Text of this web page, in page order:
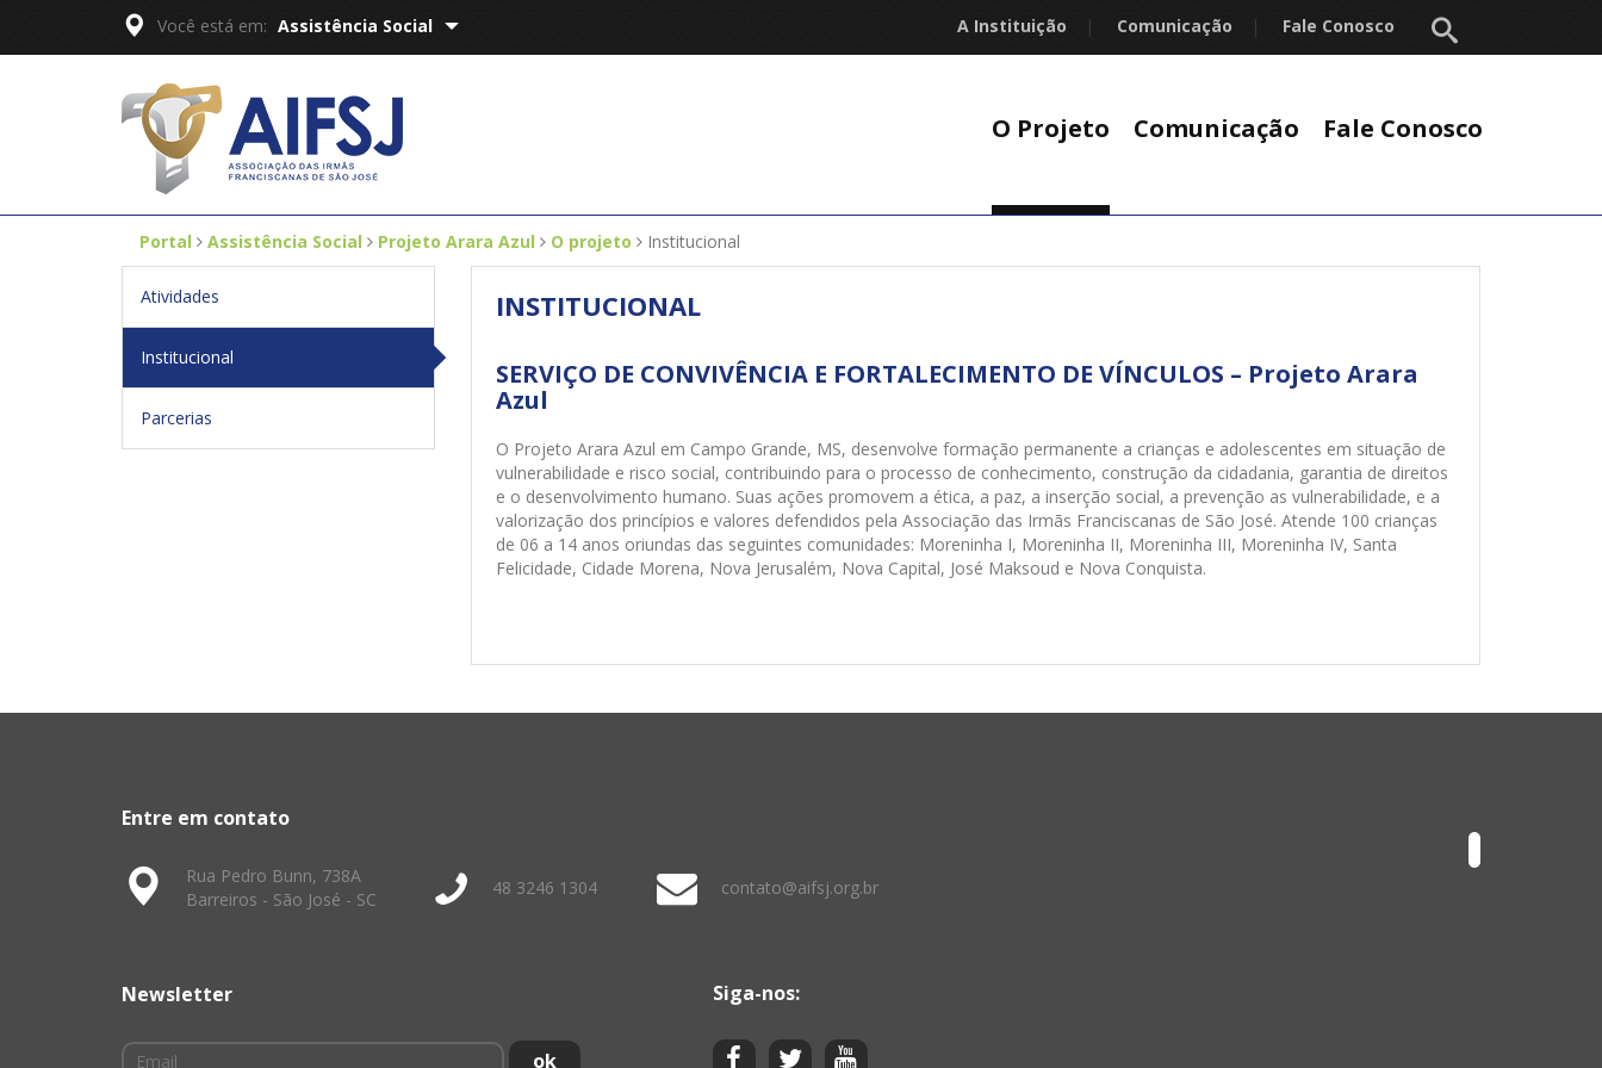
Você está em: Assistência Social A Instituição | Comunicação | Fale Conosco
O Projeto Comunicação Fale Conosco
Portal Assistência Social Projeto Arara Azul O projeto Institucional
Atividades
Institucional
Parcerias
INSTITUCIONAL
SERVIÇO DE CONVIVÊNCIA E FORTALECIMENTO DE VÍNCULOS – Projeto Arara
Azul
O Projeto Arara Azul em Campo Grande, MS, desenvolve formação permanente a crianças e adolescentes em situação de
vulnerabilidade e risco social, contribuindo para o processo de conhecimento, construção da cidadania, garantia de direitos
e o desenvolvimento humano. Suas ações promovem a ética, a paz, a inserção social, a prevenção as vulnerabilidade, e a
valorização dos princípios e valores defendidos pela Associação das Irmãs Franciscanas de São José. Atende 100 crianças
de 06 a 14 anos oriundas das seguintes comunidades: Moreninha I, Moreninha II, Moreninha III, Moreninha IV, Santa
Felicidade, Cidade Morena, Nova Jerusalém, Nova Capital, José Maksoud e Nova Conquista.
Entre em contato
Rua Pedro Bunn, 738A
Barreiros - São José - SC
48 3246 1304 contato@aifsj.org.br
Newsletter Siga-nos: